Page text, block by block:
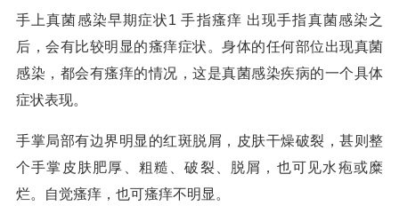
手上真菌感染早期症状1 手指瘙痒 出现手指真菌感染之
后，会有比较明显的瘙痒症状。身体的任何部位出现真菌
感染，都会有瘙痒的情况，这是真菌感染疾病的一个具体
症状表现。
手掌局部有边界明显的红斑脱屑，皮肤干燥破裂，甚则整
个手掌皮肤肥厚、粗糙、破裂、脱屑，也可见水疱或糜
烂。自觉瘙痒，也可瘙痒不明显。